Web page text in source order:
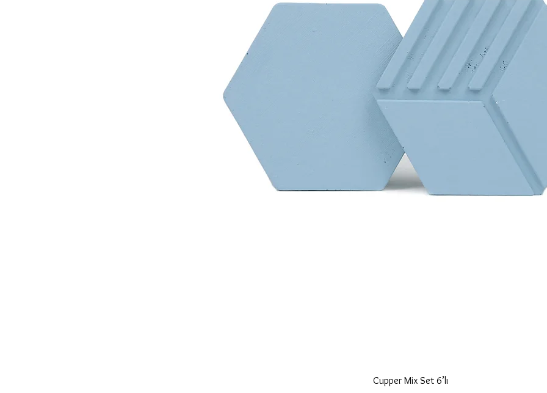
Hızlı Bakış
Cupper Mix Set 6’lı